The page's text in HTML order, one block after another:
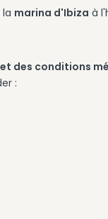
marina d'Ibiza à
des conditions
: